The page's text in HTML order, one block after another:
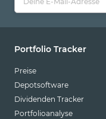
Portfolio Tracker
Preise
Depotsoftware
Dividenden Tracker
Portfolioanalyse